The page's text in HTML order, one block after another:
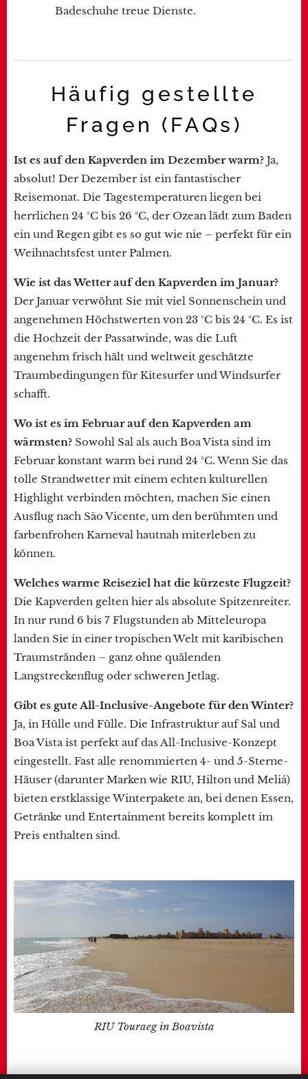
Badeschuhe treue Dienste.
Häufig gestellte
Fragen (FAQs)
Ist es auf den Kapverden im Dezember warm? Ja,
absolut! Der Dezember ist ein fantastischer
Reisemonat. Die Tagestemperaturen liegen bei
herrlichen 24 °C bis 26 °C, der Ozean lädt zum Baden
ein und Regen gibt es so gut wie nie – perfekt für ein
Weihnachtsfest unter Palmen.
Wie ist das Wetter auf den Kapverden im Januar?
Der Januar verwöhnt Sie mit viel Sonnenschein und
angenehmen Höchstwerten von 23 °C bis 24 °C. Es ist
die Hochzeit der Passatwinde, was die Luft
angenehm frisch hält und weltweit geschätzte
Traumbedingungen für Kitesurfer und Windsurfer
schafft.
Wo ist es im Februar auf den Kapverden am
wärmsten? Sowohl Sal als auch Boa Vista sind im
Februar konstant warm bei rund 24 °C. Wenn Sie das
tolle Strandwetter mit einem echten kulturellen
Highlight verbinden möchten, machen Sie einen
Ausflug nach São Vicente, um den berühmten und
farbenfrohen Karneval hautnah miterleben zu
können.
Welches warme Reiseziel hat die kürzeste Flugzeit?
Die Kapverden gelten hier als absolute Spitzenreiter.
In nur rund 6 bis 7 Flugstunden ab Mitteleuropa
landen Sie in einer tropischen Welt mit karibischen
Traumstränden – ganz ohne quälenden
Langstreckenflug oder schweren Jetlag.
Gibt es gute All-Inclusive-Angebote für den Winter?
Ja, in Hülle und Fülle. Die Infrastruktur auf Sal und
Boa Vista ist perfekt auf das All-Inclusive-Konzept
eingestellt. Fast alle renommierten 4- und 5-Sterne-
Häuser (darunter Marken wie RIU, Hilton und Meliá)
bieten erstklassige Winterpakete an, bei denen Essen,
Getränke und Entertainment bereits komplett im
Preis enthalten sind.
RIU Touraeg in Boavista